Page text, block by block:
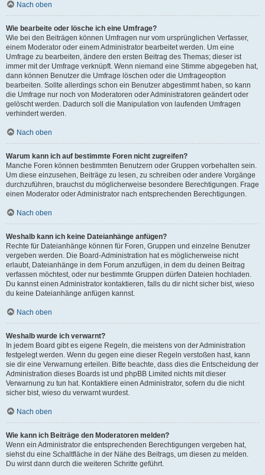
Nach oben
Wie bearbeite oder lösche ich eine Umfrage?
Wie bei den Beiträgen können Umfragen nur vom ursprünglichen Verfasser,
einem Moderator oder einem Administrator bearbeitet werden. Um eine
Umfrage zu bearbeiten, ändere den ersten Beitrag des Themas; dieser ist
immer mit der Umfrage verknüpft. Wenn niemand eine Stimme abgegeben hat,
dann können Benutzer die Umfrage löschen oder die Umfrageoption
bearbeiten. Sollte allerdings schon ein Benutzer abgestimmt haben, so kann
die Umfrage nur noch von Moderatoren oder Administratoren geändert oder
gelöscht werden. Dadurch soll die Manipulation von laufenden Umfragen
verhindert werden.
Nach oben
Warum kann ich auf bestimmte Foren nicht zugreifen?
Manche Foren können bestimmten Benutzern oder Gruppen vorbehalten sein.
Um diese einzusehen, Beiträge zu lesen, zu schreiben oder andere Vorgänge
durchzuführen, brauchst du möglicherweise besondere Berechtigungen. Frage
einen Moderator oder Administrator nach entsprechenden Berechtigungen.
Nach oben
Weshalb kann ich keine Dateianhänge anfügen?
Rechte für Dateianhänge können für Foren, Gruppen und einzelne Benutzer
vergeben werden. Die Board-Administration hat es möglicherweise nicht
erlaubt, Dateianhänge in dem Forum anzufügen, in dem du deinen Beitrag
verfassen möchtest, oder nur bestimmte Gruppen dürfen Dateien hochladen.
Du kannst einen Administrator kontaktieren, falls du dir nicht sicher bist, wieso
du keine Dateianhänge anfügen kannst.
Nach oben
Weshalb wurde ich verwarnt?
In jedem Board gibt es eigene Regeln, die meistens von der Administration
festgelegt werden. Wenn du gegen eine dieser Regeln verstoßen hast, kann
sie dir eine Verwarnung erteilen. Bitte beachte, dass dies die Entscheidung der
Administration dieses Boards ist und phpBB Limited nichts mit dieser
Verwarnung zu tun hat. Kontaktiere einen Administrator, sofern du die nicht
sicher bist, wieso du verwarnt wurdest.
Nach oben
Wie kann ich Beiträge den Moderatoren melden?
Wenn ein Administrator die entsprechenden Berechtigungen vergeben hat,
siehst du eine Schaltfläche in der Nähe des Beitrags, um diesen zu melden.
Du wirst dann durch die weiteren Schritte geführt.